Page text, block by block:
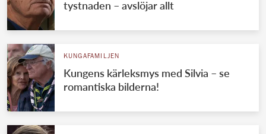
tystnaden – avslöjar allt
KUNGAFAMILJEN
Kungens kärleksmys med Silvia – se
romantiska bilderna!